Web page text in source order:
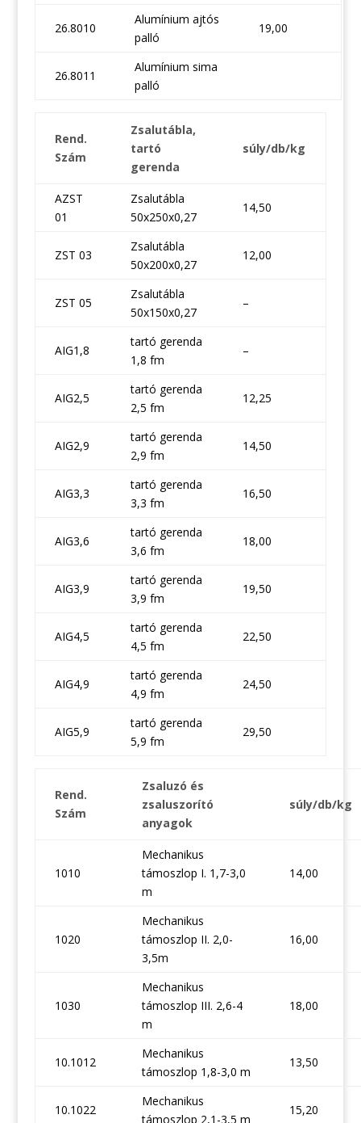
26.8010
Alumínium ajtós
palló
19,00
26.8011
Alumínium sima
palló
Rend.
Szám
Zsalutábla,
tartó
gerenda
súly/db/kg
AZST
01
Zsalutábla
50x250x0,27
14,50
ZST 03
Zsalutábla
50x200x0,27
12,00
ZST 05
Zsalutábla
50x150x0,27
–
AIG1,8
tartó gerenda
1,8 fm
–
AIG2,5
tartó gerenda
2,5 fm
12,25
AIG2,9
tartó gerenda
2,9 fm
14,50
AIG3,3
tartó gerenda
3,3 fm
16,50
AIG3,6
tartó gerenda
3,6 fm
18,00
AIG3,9
tartó gerenda
3,9 fm
19,50
AIG4,5
tartó gerenda
4,5 fm
22,50
AIG4,9
tartó gerenda
4,9 fm
24,50
AIG5,9
tartó gerenda
5,9 fm
29,50
Rend.
Szám
Zsaluzó és
zsaluszorító
anyagok
súly/db/kg
1010
Mechanikus
támoszlop I. 1,7-3,0
m
14,00
1020
Mechanikus
támoszlop II. 2,0-
3,5m
16,00
1030
Mechanikus
támoszlop III. 2,6-4
m
18,00
10.1012
Mechanikus
támoszlop 1,8-3,0 m
13,50
10.1022
Mechanikus
támoszlop 2,1-3,5 m
15,20